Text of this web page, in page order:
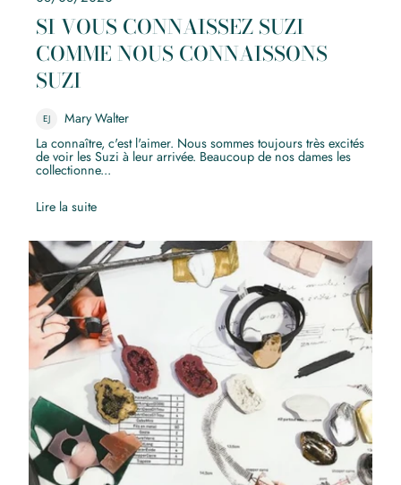
SI VOUS CONNAISSEZ SUZI
COMME NOUS CONNAISSONS
SUZI
EJ
Mary Walter
La connaître, c'est l'aimer. Nous sommes toujours très excités
de voir les Suzi à leur arrivée. Beaucoup de nos dames les
collectionne...
Lire la suite
Anne-Marie Chagnon, Une femme inspirée